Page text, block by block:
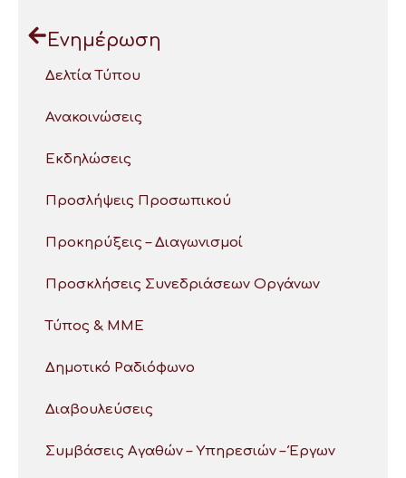
Ενημέρωση
Δελτία Τύπου
Ανακοινώσεις
Εκδηλώσεις
Προσλήψεις Προσωπικού
Προκηρύξεις – Διαγωνισμοί
Προσκλήσεις Συνεδριάσεων Οργάνων
Τύπος & ΜΜΕ
Δημοτικό Ραδιόφωνο
Διαβουλεύσεις
Συμβάσεις Αγαθών – Υπηρεσιών – Έργων